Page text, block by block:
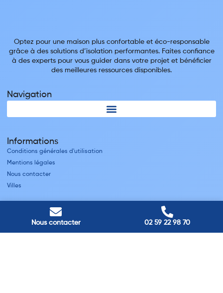
Nous contacter 02 59 22 98 70
Optez pour une maison plus confortable et éco-responsable
grâce à des solutions d’isolation performantes. Faites confiance
à des experts pour vous guider dans votre projet et bénéficier
des meilleures ressources disponibles.
Navigation
Informations
Conditions générales d'utilisation
Mentions légales
Nous contacter
Villes
Nos adresses
Louviers